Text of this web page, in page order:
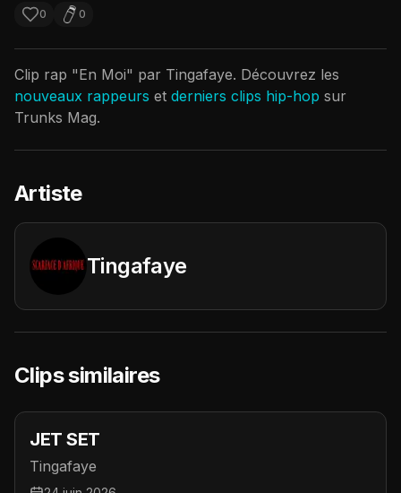
0 0
Clip rap "En Moi" par Tingafaye. Découvrez les
nouveaux rappeurs et derniers clips hip-hop sur
Trunks Mag.
Artiste
Tingafaye
Clips similaires
JET SET
Tingafaye